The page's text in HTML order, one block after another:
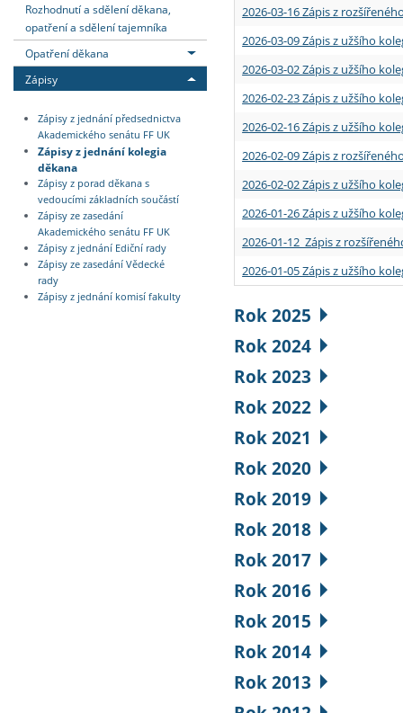
Rozhodnutí a sdělení děkana,
opatření a sdělení tajemníka
Opatření děkana
Zápisy
Zápisy z jednání předsednictva
Akademického senátu FF UK
Zápisy z jednání kolegia
děkana
Zápisy z porad děkana s
vedoucími základních součástí
Zápisy ze zasedání
Akademického senátu FF UK
Zápisy z jednání Ediční rady
Zápisy ze zasedání Vědecké
rady
Zápisy z jednání komisí fakulty
2026-03-16 Zápis z
2026-03-09 Zápis z užšího
2026-03-02 Zápis z užšího
2026-02-23 Zápis z užšího
2026-02-16 Zápis z užšího
2026-02-09 Zápis z
2026-02-02 Zápis z užšího
2026-01-26 Zápis z užšího
2026-01-12 Zápis z
2026-01-05 Zápis z užšího
Rok 2025
Rok 2024
Rok 2023
Rok 2022
Rok 2021
Rok 2020
Rok 2019
Rok 2018
Rok 2017
Rok 2016
Rok 2015
Rok 2014
Rok 2013